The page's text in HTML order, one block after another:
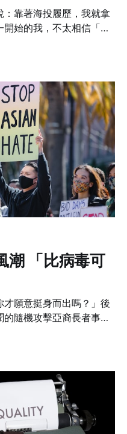
靠著海投履歷，我就拿
始的我，不太相信「人
益善的。
潮 「比病毒可
才願意挺身而出嗎？」後
的隨機攻擊亞裔長者事
針對甚至現在成為惡意
？